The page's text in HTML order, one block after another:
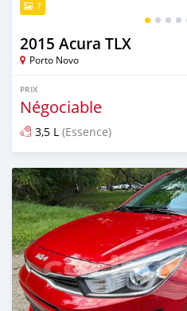
7
2015 Acura TLX
Porto Novo
PRIX
Négociable
3,5 L (Essence)
Publié il y a plus d'un an